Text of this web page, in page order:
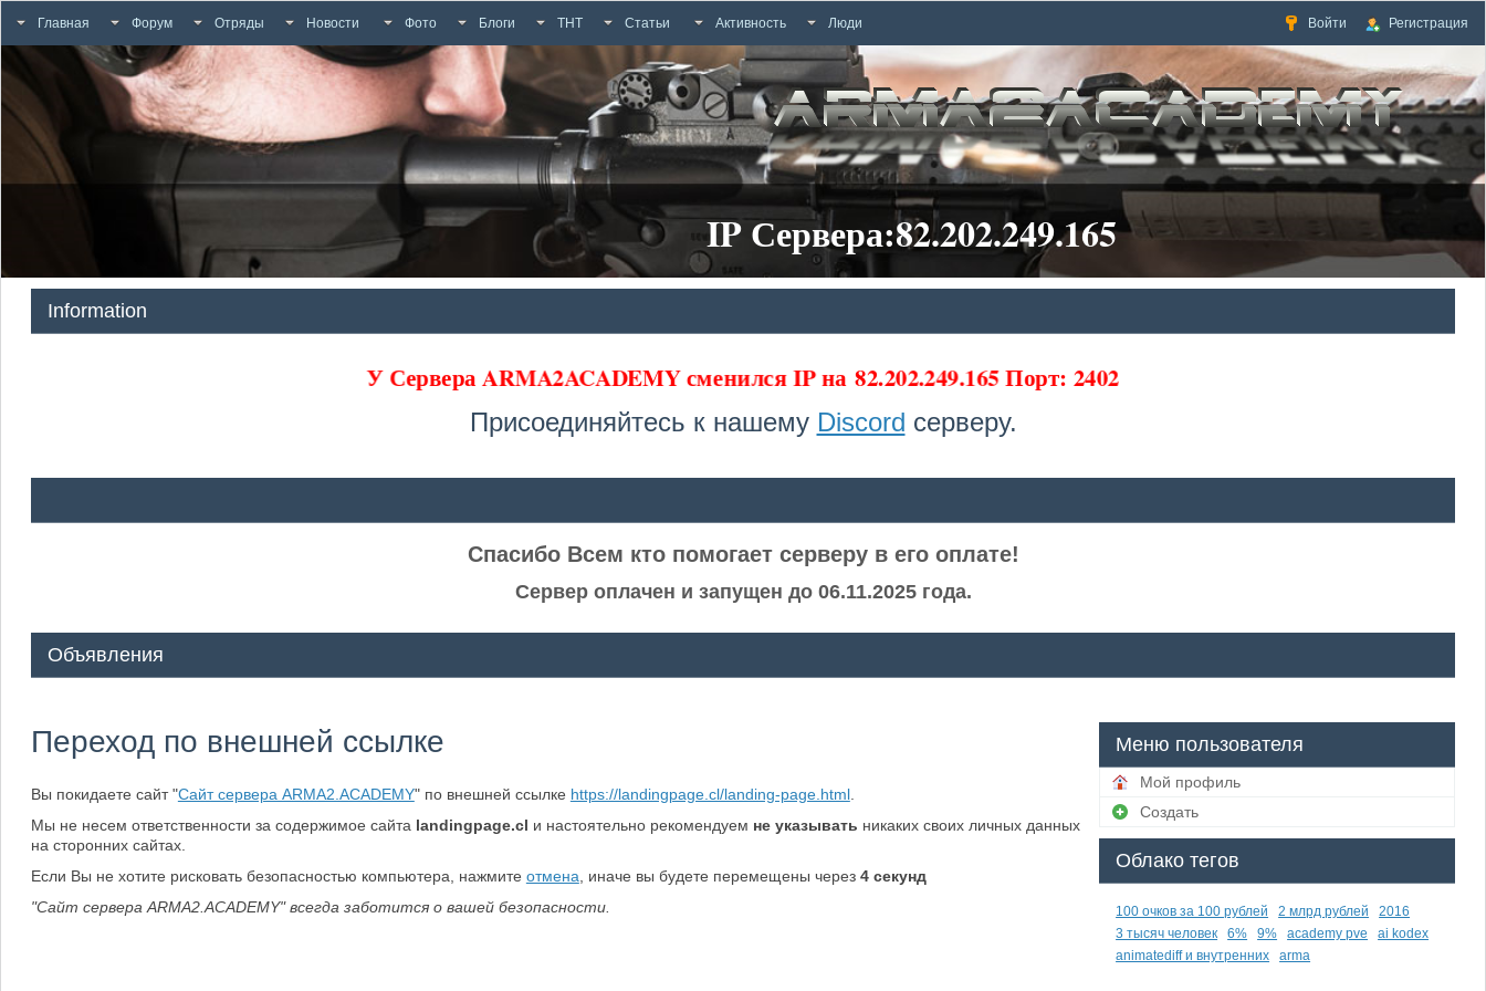
Главная Форум Отряды Новости Фото Блоги ТНТ Статьи Активность Люди Войти Регистрация
IP Сервера:82.202.249.165
Information
У Сервера ARMA2ACADEMY сменился IP на82.202.249.165 Порт: 2402
Присоединяйтесь к нашему Discord серверу.
Спасибо Всем кто помогает серверу в его оплате!
Сервер оплачен и запущен до 06.11.2025 года.
Объявления
Переход по внешней ссылке
Вы покидаете сайт "Сайт сервера ARMA2.ACADEMY" по внешней ссылке https://landingpage.cl/landing-page.html.
Мы не несем ответственности за содержимое сайта landingpage.cl и настоятельно рекомендуем не указывать никаких своих личных данных
на сторонних сайтах.
Если Вы не хотите рисковать безопасностью компьютера, нажмите отмена , иначе вы будете перемещены через 4секунд
"Сайт сервера ARMA2.ACADEMY" всегда заботится о вашей безопасности.
Меню пользователя
Мой профиль
Создать
Облако тегов
100 очков за 100 рублей 2 млрд рублей
2016
3 тысяч человек
6% 9% academy pve
ai kodex
animatediff и внутренних
arma